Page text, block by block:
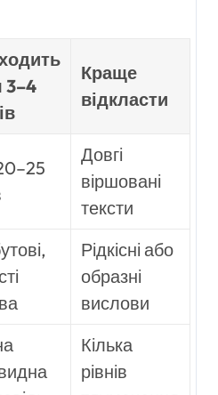
3–4
Краще
відкласти
Довгі
віршовані
тексти
Рідкісні або
образні
вислови
Кілька
рівнів